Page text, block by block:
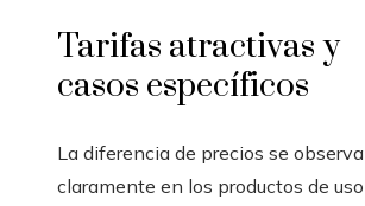
Tarifas atractivas y
casos específicos
La diferencia de precios se observa
claramente en los productos de uso